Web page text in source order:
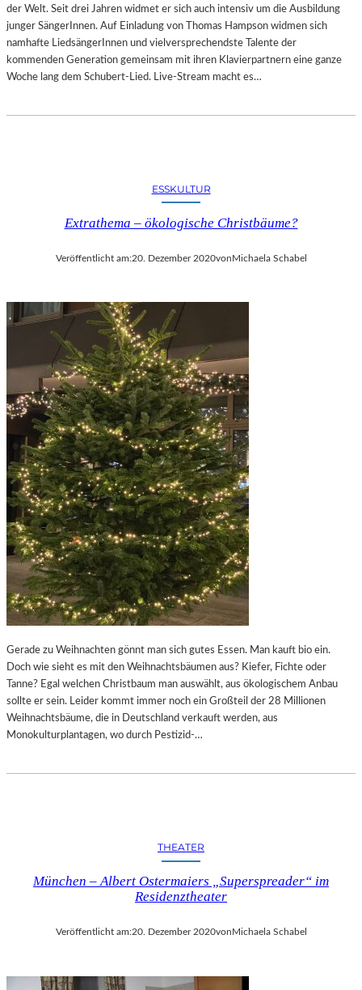
der Welt. Seit drei Jahren widmet er sich auch intensiv um die Ausbildung
junger SängerInnen. Auf Einladung von Thomas Hampson widmen sich
namhafte LiedsängerInnen und vielversprechendste Talente der
kommenden Generation gemeinsam mit ihren Klavierpartnern eine ganze
Woche lang dem Schubert-Lied. Live-Stream macht es…
ESSKULTUR
Extrathema – ökologische Christbäume?
Veröffentlicht am:20. Dezember 2020vonMichaela Schabel
Gerade zu Weihnachten gönnt man sich gutes Essen. Man kauft bio ein.
Doch wie sieht es mit den Weihnachtsbäumen aus? Kiefer, Fichte oder
Tanne? Egal welchen Christbaum man auswählt, aus ökologischem Anbau
sollte er sein. Leider kommt immer noch ein Großteil der 28 Millionen
Weihnachtsbäume, die in Deutschland verkauft werden, aus
Monokulturplantagen, wo durch Pestizid-…
THEATER
München – Albert Ostermaiers „Superspreader“ im
Residenztheater
Veröffentlicht am:20. Dezember 2020von Michaela Schabel